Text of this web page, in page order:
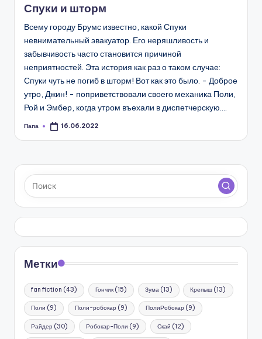
Спуки и шторм
Всему городу Брумс известно, какой Спуки
невнимательный эвакуатор. Его неряшливость и
забывчивость часто становится причиной
неприятностей. Эта история как раз о таком случае:
Спуки чуть не погиб в шторм! Вот как это было. - Доброе
утро, Джин! - поприветствовали своего механика Поли,
Рой и Эмбер, когда утром въехали в диспетчерскую.…
Запись
Папа 16.06.2022
Метки
fan fiction (43) Гончик(15) Зума(13) Крепыш (13)
Поли (9) Поли-робокар (9) ПолиРобокар (9)
Райдер (30) Робокар-Поли (9) Скай (12)